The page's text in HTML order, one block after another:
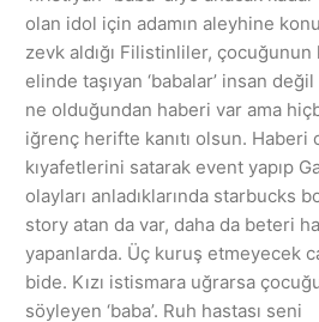
olan idol için adamın aleyhine
zevk aldığı Filistinliler, çocuğunun
elinde taşıyan ‘babalar’ insan
ne olduğundan haberi var ama
iğrenç herifte kanıtı olsun. Haberi
kıyafetlerini satarak event yapıp
olayları anladıklarında starbucks
story atan da var, daha da beteri
yapanlarda. Üç kuruş etmeyecek
bide. Kızı istismara uğrarsa
söyleyen ‘baba’. Ruh hastası seni